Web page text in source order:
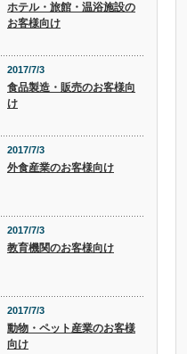
ホテル・旅館・温浴施設の
お客様向け
2017/7/3
食品製造・販売のお客様向
け
2017/7/3
外食産業のお客様向け
2017/7/3
教育機関のお客様向け
2017/7/3
動物・ペット産業のお客様
向け